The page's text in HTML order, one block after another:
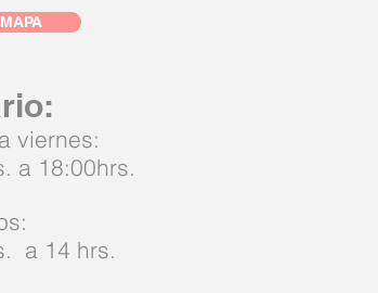
viernes:
a 18:00hrs.
a 14 hrs.